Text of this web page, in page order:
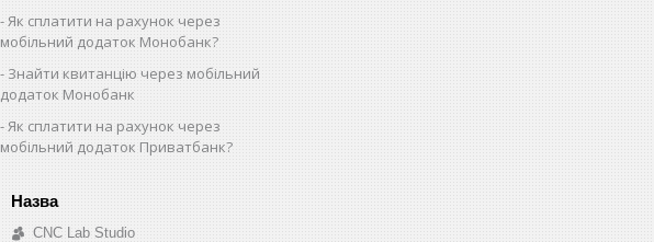
Як сплатити на рахунок через
мобільний додаток Монобанк?
Знайти квитанцію через мобільний
додаток Монобанк
Як сплатити на рахунок через
мобільний додаток Приватбанк?
CNC Lab Studio